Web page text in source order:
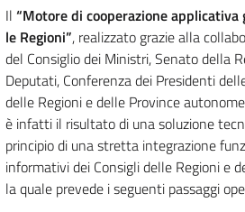
Il “Motore di cooperazione
le Regioni”, realizzato grazie alla
del Consiglio dei Ministri, Senato della
Deputati, Conferenza dei Presidenti
delle Regioni e delle Province
è infatti il risultato di una soluzione
principio di una stretta integrazione
informativi dei Consigli delle Regioni e
la quale prevede i seguenti passaggi